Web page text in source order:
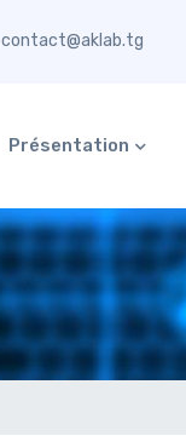
contact@aklab.tg
Présentation